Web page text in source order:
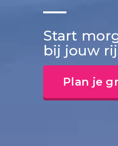
Start
bij jouw
Plan je